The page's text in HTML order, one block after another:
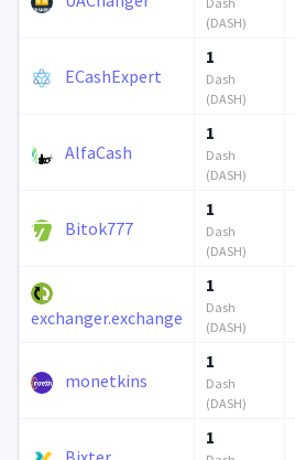
(DASH)
ECashExpert
1
Dash
(DASH)
AlfaCash
1
Dash
(DASH)
Bitok777
1
Dash
(DASH)
exchanger.exchange
1
Dash
(DASH)
monetkins
1
Dash
(DASH)
1